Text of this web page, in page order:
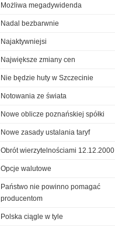
Możliwa megadywidenda
Nadal bezbarwnie
Najaktywniejsi
Największe zmiany cen
Nie będzie huty w Szczecinie
Notowania ze świata
Nowe oblicze poznańskiej spółki
Nowe zasady ustalania taryf
Obrót wierzytelnościami 12.12.2000
Opcje walutowe
Państwo nie powinno pomagać
producentom
Polska ciągle w tyle